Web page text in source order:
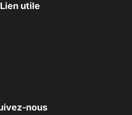
Lien utile
nous